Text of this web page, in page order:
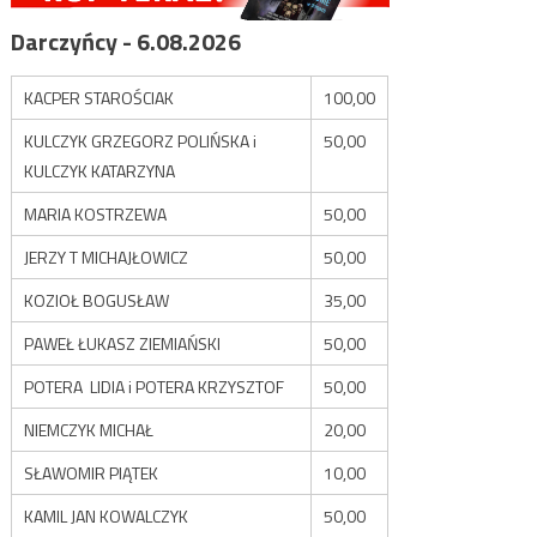
Darczyńcy - 6.08.2026
KACPER STAROŚCIAK
100,00
KULCZYK GRZEGORZ POLIŃSKA i
KULCZYK KATARZYNA
50,00
MARIA KOSTRZEWA
50,00
JERZY T MICHAJŁOWICZ
50,00
KOZIOŁ BOGUSŁAW
35,00
PAWEŁ ŁUKASZ ZIEMIAŃSKI
50,00
POTERA LIDIA i POTERA KRZYSZTOF
50,00
NIEMCZYK MICHAŁ
20,00
SŁAWOMIR PIĄTEK
10,00
KAMIL JAN KOWALCZYK
50,00